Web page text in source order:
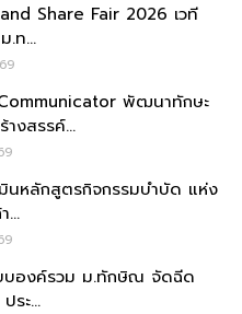
Share Fair 2026 เวที
.ท...
พัฒนาทักษะ
งสรรค์...
นหลักสูตรกิจกรรมบำบัด แห่ง
...
บองค์รวม ม.ทักษิณ จัดฉีด
ระ...